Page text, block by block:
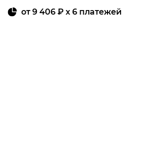
от9 406 ₽ x 6 платежей